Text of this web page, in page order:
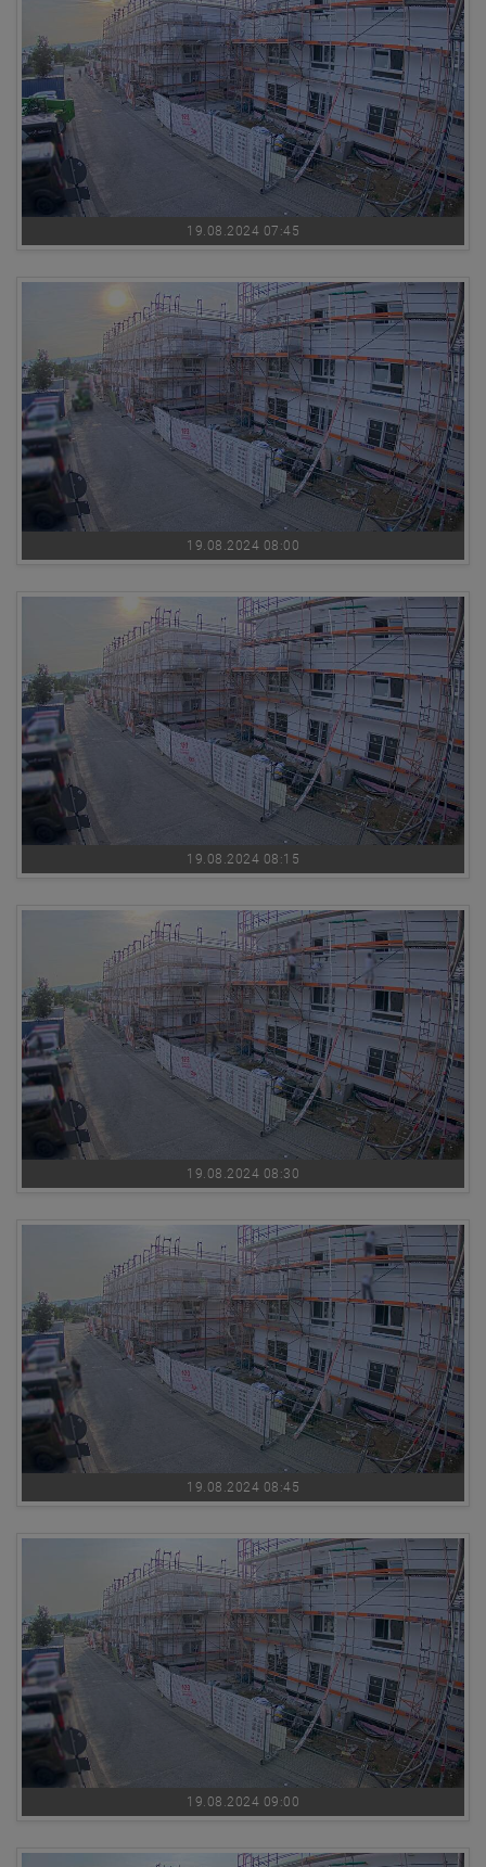
19.08.2024 07:45
19.08.2024 08:00
19.08.2024 08:15
19.08.2024 08:30
19.08.2024 08:45
19.08.2024 09:00